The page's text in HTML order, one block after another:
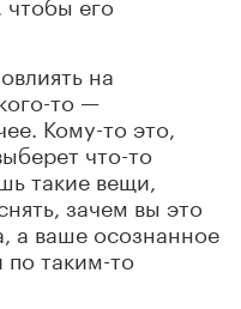
на
то —
Кому-то это,
что-то
такие вещи,
зачем вы это
а ваше осознанное
таким-то